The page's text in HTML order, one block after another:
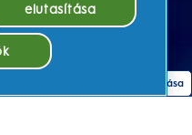
Sütik elfogadása
elutasítása